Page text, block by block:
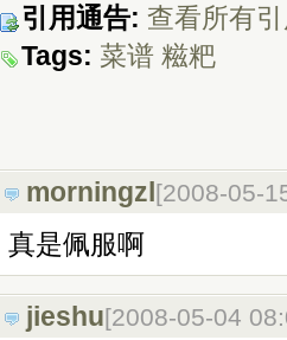
引用通告: 查看所有
Tags: 菜谱 糍粑
morningzl[2008-05-
真是佩服啊
jieshu[2008-05-04